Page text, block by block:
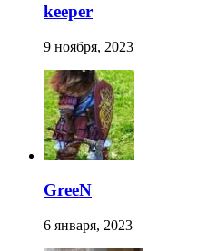
keeper
9 ноября, 2023
GreeN
6 января, 2023